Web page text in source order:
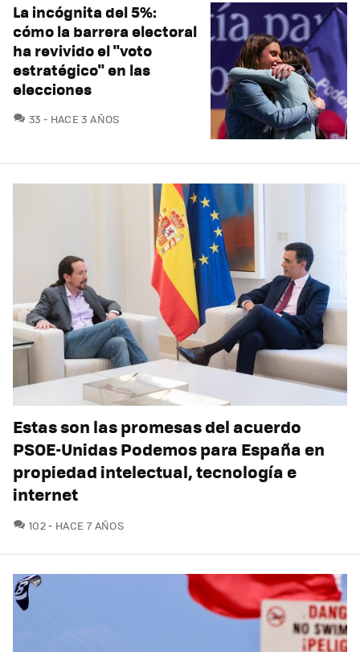
La incógnita del 5%:
cómo la barrera electoral
ha revivido el "voto
estratégico" en las
elecciones
33 COMENTARIOS
HACE 3 AÑOS
Estas son las promesas del acuerdo
PSOE-Unidas Podemos para España en
propiedad intelectual, tecnología e
internet
102COMENTARIOS
HACE 7 AÑOS